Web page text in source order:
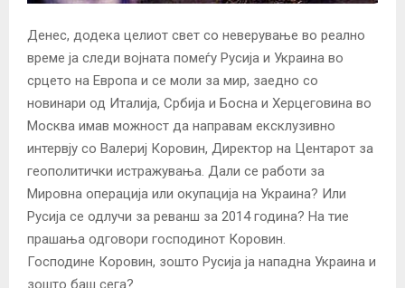
Денес, додека целиот свет со неверување во реално
време ја следи војната помеѓу Русија и Украина во
срцето на Европа и се моли за мир, заедно со
новинари од Италија, Србија и Босна и Херцеговина во
Москва имав можност да направам ексклузивно
интервју со Валериј Коровин, Директор на Центарот за
геополитички истражувања. Дали се работи за
Мировна операција или окупација на Украина? Или
Русија се одлучи за реванш за 2014 година? На тие
прашања одговори господинот Коровин.
Господине Коровин, зошто Русија ја нападна Украина и
зошто баш сега?